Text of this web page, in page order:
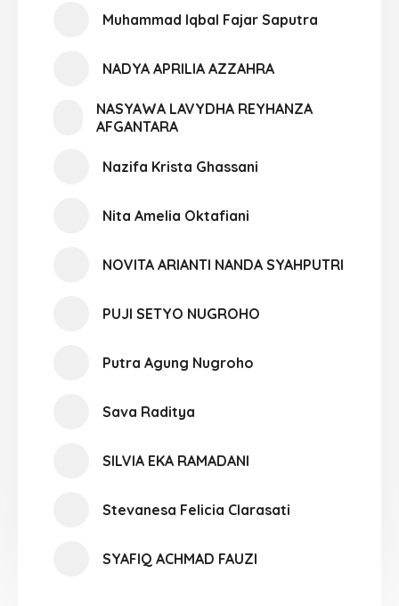
Muhammad Iqbal Fajar Saputra
NADYA APRILIA AZZAHRA
NASYAWA LAVYDHA REYHANZA
AFGANTARA
Nazifa Krista Ghassani
Nita Amelia Oktafiani
NOVITA ARIANTI NANDA SYAHPUTRI
PUJI SETYO NUGROHO
Putra Agung Nugroho
Sava Raditya
SILVIA EKA RAMADANI
Stevanesa Felicia Clarasati
SYAFIQ ACHMAD FAUZI